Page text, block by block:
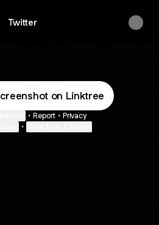
Twitter
on Linktree
• Report • Privacy
•